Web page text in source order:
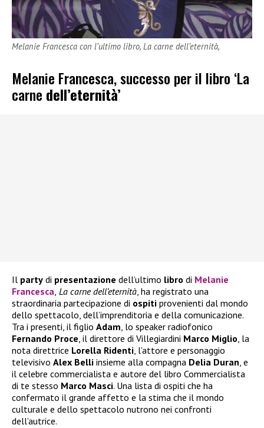
Melanie Francesca con l’ultimo libro, La carne dell’eternità,
Melanie Francesca, successo per il libro ‘La
carne dell’eternità’
Il party di presentazione dell’ultimo libro di Melanie
Francesca, La carne dell’eternità, ha registrato una
straordinaria partecipazione di ospiti provenienti dal mondo
dello spettacolo, dell’imprenditoria e della comunicazione.
Tra i presenti, il figlio Adam, lo speaker radiofonico
Fernando Proce, il direttore di Villegiardini Marco Miglio, la
nota direttrice Lorella Ridenti, l’attore e personaggio
televisivo Alex Belli insieme alla compagna Delia Duran, e
il celebre commercialista e autore del libro Commercialista
di te stesso Marco Masci. Una lista di ospiti che ha
confermato il grande affetto e la stima che il mondo
culturale e dello spettacolo nutrono nei confronti
dell’autrice.